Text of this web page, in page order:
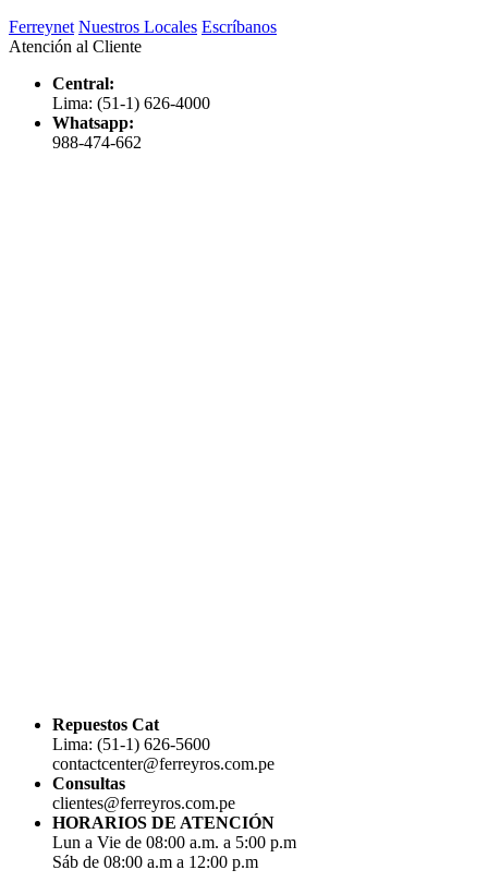
Ferreynet Nuestros Locales Escríbanos
Atención al Cliente
Central:
Lima: (51-1) 626-4000
Whatsapp:
988-474-662
Repuestos Cat
Lima: (51-1) 626-5600
contactcenter@ferreyros.com.pe
Consultas
clientes@ferreyros.com.pe
HORARIOS DE ATENCIÓN
Lun a Vie de 08:00 a.m. a 5:00 p.m
Sáb de 08:00 a.m a 12:00 p.m